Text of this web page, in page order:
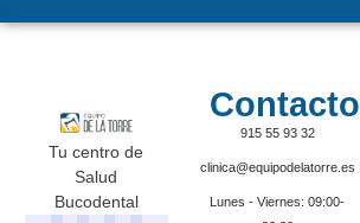
Tu centro de
Salud
Bucodental
Contacto
915 55 93 32
clinica@equipodelatorre.es
Lunes - Viernes: 09:00-